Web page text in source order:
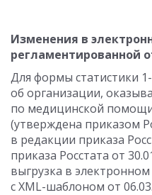
Изменения в
регламентированной
Для формы статистики
об организации,
по медицинской
(утверждена приказом
в редакции приказа
приказа Росстата от
выгрузка в
с XML-шаблоном от